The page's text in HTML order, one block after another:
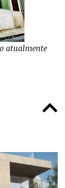
atualmente